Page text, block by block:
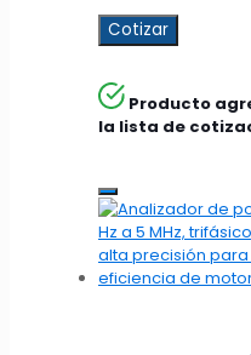
Cotizar
Producto
la lista de